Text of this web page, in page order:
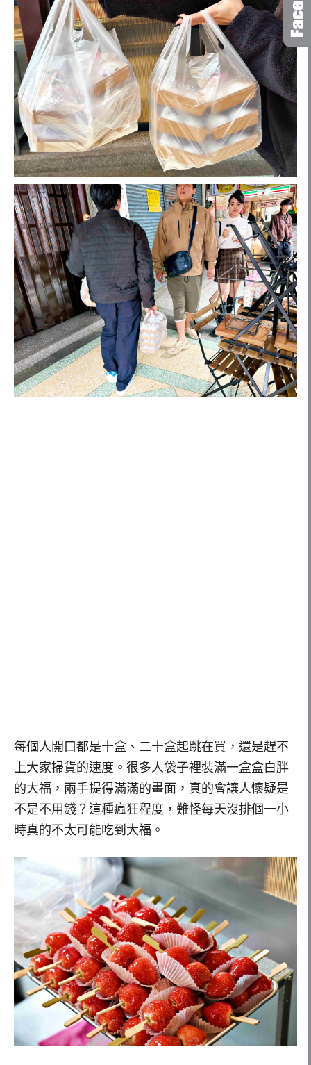
每個人開口都是十盒、二十盒起跳在買，還是趕不
上大家掃貨的速度。很多人袋子裡裝滿一盒盒白胖
的大福，兩手提得滿滿的畫面，真的會讓人懷疑是
不是不用錢？這種瘋狂程度，難怪每天沒排個一小
時真的不太可能吃到大福。